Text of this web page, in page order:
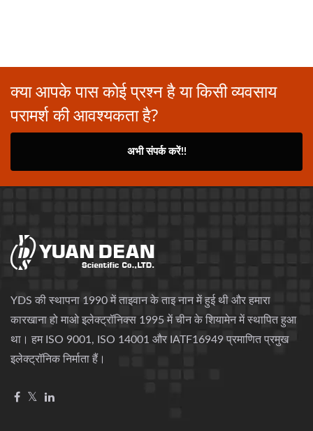
क्या आपके पास कोई प्रश्न है या किसी व्यवसाय
परामर्श की आवश्यकता है?
अभी संपर्क करें!!
YDS की स्थापना 1990 में ताइवान के ताइ नान में हुई थी और हमारा
कारखाना हो माओ इलेक्ट्रॉनिक्स 1995 में चीन के शियामेन में स्थापित हुआ
था। हम ISO 9001, ISO 14001 और IATF16949 प्रमाणित प्रमुख
इलेक्ट्रॉनिक निर्माता हैं।